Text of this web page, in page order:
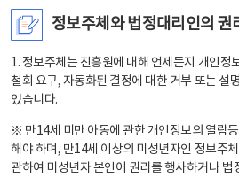
정보주체와 법정대리인의 권
1. 정보주체는 진흥원에 대해 언제든지 개인정
철회 요구, 자동화된 결정에 대한 거부 또는 설
있습니다.
※ 만14세 미만 아동에 관한 개인정보의 열람
해야 하며, 만14세 이상의 미성년자인 정보주
관하여 미성년자 본인이 권리를 행사하거나